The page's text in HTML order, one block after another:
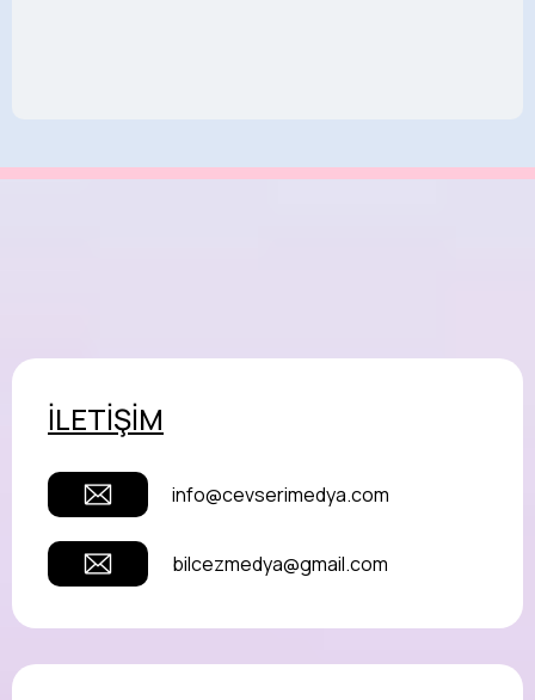
İLETİŞİM
info@cevserimedya.com
bilcezmedya@gmail.com